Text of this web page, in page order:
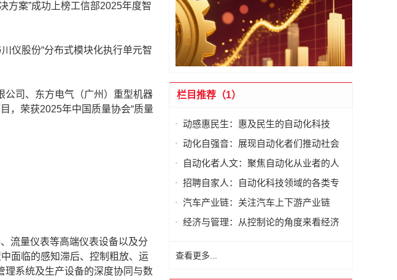
案”成功上榜工信部2025年度智
仪股份“分布式模块化执行单元智
司、东方电气（广州）重型机器
，荣获2025年中国质量协会“质量
流量仪表等高端仪表设备以及分
面临的感知滞后、控制粗放、运
理系统及生产设备的深度协同与数
栏目推荐（1）
动感惠民生：惠及民生的自动化科技
动化自强音：展现自动化者们推动社会
进步发出的响亮声音
自动化者人文：聚焦自动化从业者的人
文思考
招聘自家人：自动化科技领域的各类专
家及人才需求资讯
汽车产业链：关注汽车上下游产业链
经济与管理：从控制论的角度来看经济
查看更多...